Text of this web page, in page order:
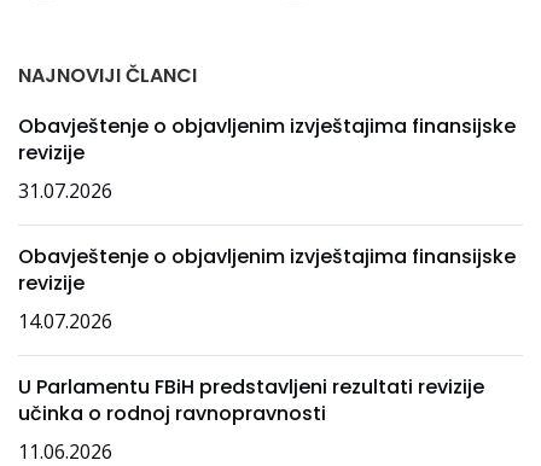
NAJNOVIJI ČLANCI
Obavještenje o objavljenim izvještajima finansijske
revizije
31.07.2026
Obavještenje o objavljenim izvještajima finansijske
revizije
14.07.2026
U Parlamentu FBiH predstavljeni rezultati revizije
učinka o rodnoj ravnopravnosti
11.06.2026